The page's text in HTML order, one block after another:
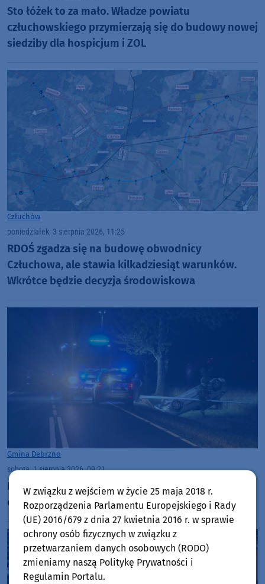
Sto łóżek to za mało. Władze powiatu
człuchowskiego przymierzają się do budowy nowej
siedziby dla hospicjum i ZOL
Człuchów
poniedziałek, 3 sierpnia 2026, 11:25
RDOŚ zgadza się na budowę obwodnicy
Człuchowa, ale stawia kilkadziesiąt warunków.
Wkrótce będzie decyzja środowiskowa
Gmina Debrzno
sobota, 1 sierpnia 2026, 09:21
Nocne dachowanie w Myśligoszczy w powiecie
człuchowskim (AKTUALIZACJA)
W związku z wejściem w życie 25 maja 2018 r.
Rozporządzenia Parlamentu Europejskiego i Rady
(UE) 2016/679 z dnia 27 kwietnia 2016 r. w sprawie
ochrony osób fizycznych w związku z
przetwarzaniem danych osobowych (RODO)
zmieniamy naszą Politykę Prywatności i
Regulamin Portalu.